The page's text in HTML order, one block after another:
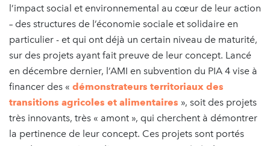
l’impact social et environnemental au cœur de leur action
– des structures de l’économie sociale et solidaire en
particulier - et qui ont déjà un certain niveau de maturité,
sur des projets ayant fait preuve de leur concept. Lancé
en décembre dernier, l’AMI en subvention du PIA 4 vise à
financer des « démonstrateurs territoriaux des
transitions agricoles et alimentaires », soit des projets
très innovants, très « amont », qui cherchent à démontrer
la pertinence de leur concept. Ces projets sont portés